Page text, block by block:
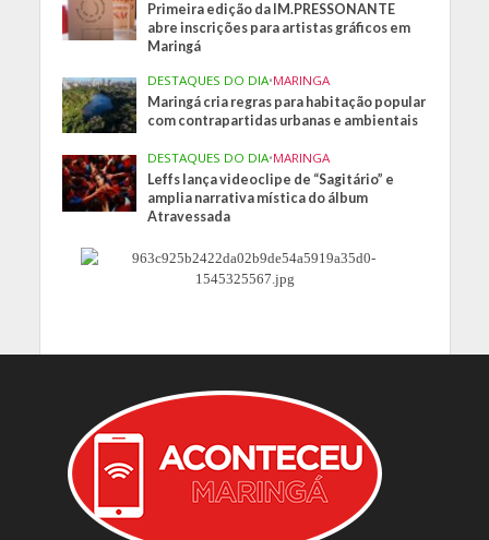
Primeira edição da IM.PRESSONANTE
abre inscrições para artistas gráficos em
Maringá
DESTAQUES DO DIA•MARINGA
Maringá cria regras para habitação popular
com contrapartidas urbanas e ambientais
DESTAQUES DO DIA•MARINGA
Leffs lança videoclipe de “Sagitário” e
amplia narrativa mística do álbum
Atravessada